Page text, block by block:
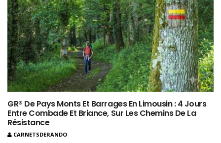
GR® De Pays Monts Et Barrages En Limousin : 4 Jours
Entre Combade Et Briance, Sur Les Chemins De La
Résistance
CARNETSDERANDO